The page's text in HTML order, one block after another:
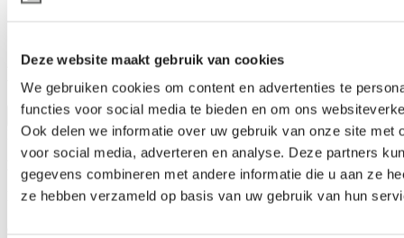
Deze website maakt gebruik van cookies
We gebruiken cookies om content en advertenties te
functies voor social media te bieden en om ons
Ook delen we informatie over uw gebruik van onze site met
voor social media, adverteren en analyse. Deze partners
gegevens combineren met andere informatie die u aan ze
ze hebben verzameld op basis van uw gebruik van hun
HARMONY 6520 O
Produktspezifikation herunterladen
Produktbeschreibung
Lichtzerstreuung, Schattierung und Kühlung
Bei dem HARMONY 6520 O handelt es sich um einen weißen